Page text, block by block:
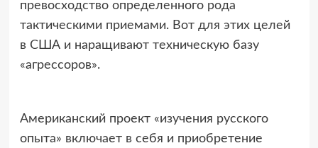
превосходство определенного рода
тактическими приемами. Вот для этих целей
в США и наращивают техническую базу
«агрессоров».
Американский проект «изучения русского
опыта» включает в себя и приобретение